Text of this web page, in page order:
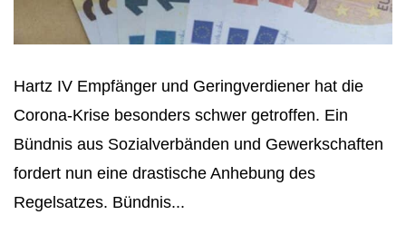
Hartz IV Empfänger und Geringverdiener hat die
Corona-Krise besonders schwer getroffen. Ein
Bündnis aus Sozialverbänden und Gewerkschaften
fordert nun eine drastische Anhebung des
Regelsatzes. Bündnis...